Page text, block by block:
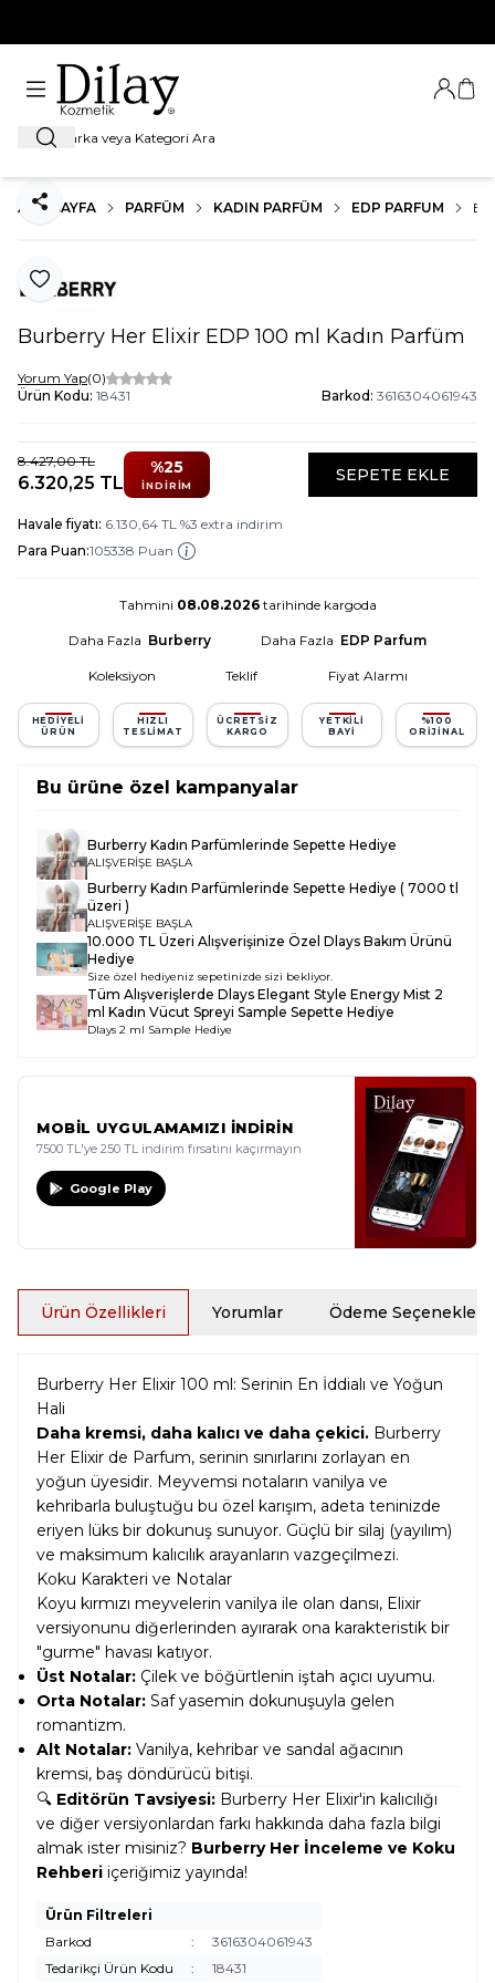
Ara
Giriş
ANA SAYFA PARFÜM KADIN PARFÜM EDP PARFUM
Favoriye Ekle
Paylaş
Burberry Her Elixir EDP 100 ml Kadın Parfüm
Yorum Yap(0)
Ürün Kodu: 18431 Barkod: 3616304061943
8.427,00TL
6.320,25 TL
%25
İNDIRIM
SEPETE EKLE
Havale fiyatı: 6.130,64 TL %3 extra indirim
Para Puan:105338 Puan
Tahmini 08.08.2026tarihinde kargoda
Daha Fazla Burberry Daha Fazla EDP Parfum
Koleksiyon Teklif Fiyat Alarmı
HEDIYELI
ÜRÜN
HIZLI
TESLIMAT
ÜCRETSIZ
KARGO
YETKILI
BAYI
%100
ORIJINAL
Bu ürüne özel kampanyalar
Burberry Kadın Parfümlerinde Sepette Hediye
ALIŞVERİŞE BAŞLA
Burberry Kadın Parfümlerinde Sepette Hediye ( 7000 tl
üzeri )
ALIŞVERİŞE BAŞLA
10.000 TL Üzeri Alışverişinize Özel Dlays Bakım Ürünü
Hediye
Size özel hediyeniz sepetinizde sizi bekliyor.
Tüm Alışverişlerde Dlays Elegant Style Energy Mist 2
ml Kadın Vücut Spreyi Sample Sepette Hediye
Dlays 2 ml Sample Hediye
MOBİL UYGULAMAMIZI İNDİRİN
7500 TL'ye 250 TL indirim fırsatını kaçırmayın
Google Play
Ürün Özellikleri Yorumlar Ödeme Seçenekleri
Burberry Her Elixir 100 ml: Serinin En İddialı ve Yoğun
Hali
Daha kremsi, daha kalıcı ve daha çekici. Burberry
Her Elixir de Parfum, serinin sınırlarını zorlayan en
yoğun üyesidir. Meyvemsi notaların vanilya ve
kehribarla buluştuğu bu özel karışım, adeta teninizde
eriyen lüks bir dokunuş sunuyor. Güçlü bir silaj (yayılım)
ve maksimum kalıcılık arayanların vazgeçilmezi.
Koku Karakteri ve Notalar
Koyu kırmızı meyvelerin vanilya ile olan dansı, Elixir
versiyonunu diğerlerinden ayırarak ona karakteristik bir
"gurme" havası katıyor.
Üst Notalar: Çilek ve böğürtlenin iştah açıcı uyumu.
Orta Notalar: Saf yasemin dokunuşuyla gelen
romantizm.
Alt Notalar: Vanilya, kehribar ve sandal ağacının
kremsi, baş döndürücü bitişi.
🔍 Editörün Tavsiyesi: Burberry Her Elixir'in kalıcılığı
ve diğer versiyonlardan farkı hakkında daha fazla bilgi
almak ister misiniz? Burberry Her İnceleme ve Koku
Rehberi içeriğimiz yayında!
Ürün Filtreleri
Barkod
:
3616304061943
Tedarikçi Ürün Kodu
: 18431